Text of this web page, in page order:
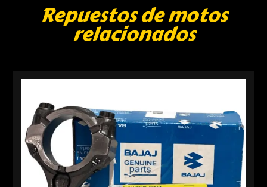
Repuestos de motos
relacionados